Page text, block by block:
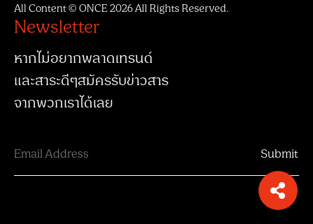
All Content © ONCE 2026 All Rights Reserved.
Newsletter
หากไม่อยากพลาดเทรนด์
และสาระดีๆสมัครรับข่าวสาร
จากพวกเราได้เลย